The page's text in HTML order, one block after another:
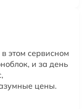
этом сервисном
и за день
цены.